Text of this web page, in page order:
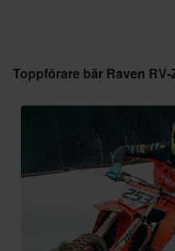
Toppförare bär Raven